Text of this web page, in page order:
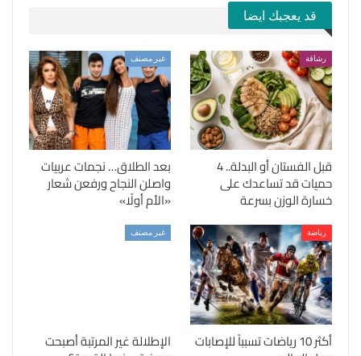
قد يعجبك ايضا
رشاقة
قبل الفستان أو البدلة.. 4
حميات قد تساعدك على
خسارة الوزن بسرعة
غير مصنف
بعد الطلاق… نجمات عربيات
واصلن النجاح ورفعن شعار
«الأم أولًا»
رياضة
أكثر 10 رياضات تسبباً للإصابات
غير مصنف
الإطلالة غير المرتبة أصبحت